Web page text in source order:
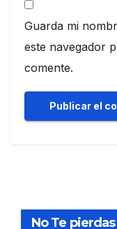
Guarda mi
este navegador
comente.
No Te pierdas